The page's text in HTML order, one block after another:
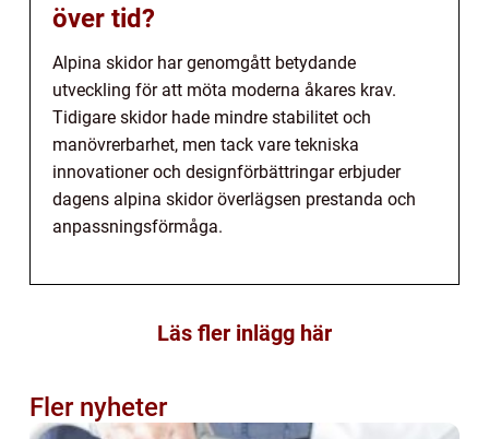
över tid?
Alpina skidor har genomgått betydande
utveckling för att möta moderna åkares krav.
Tidigare skidor hade mindre stabilitet och
manövrerbarhet, men tack vare tekniska
innovationer och designförbättringar erbjuder
dagens alpina skidor överlägsen prestanda och
anpassningsförmåga.
Läs fler inlägg här
Fler nyheter